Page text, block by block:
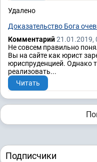
Удалено
Доказательство Бога
Комментарий21.01.2019,
Не совсем правильно
Вы на сайте как юрист
юриспруденцией. Однако
реализовать...
Читать
Подписчики